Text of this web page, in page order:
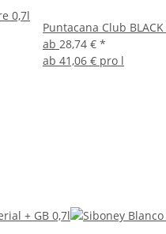
0,7l
Puntacana Club
ab 28,74 € *
ab 41,06 € pro l